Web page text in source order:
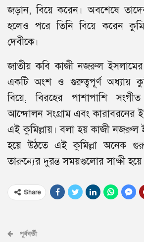
জড়ান, বিয়ে করেন। অবশেষে
হলেও পরে তিনি বিয়ে করেন
দেবীকে।
জাতীয় কবি কাজী নজরুল ইসলামের
একটি অংশ ও গুরুত্বপূর্ণ অধ্যায়
বিয়ে, বিরহের পাশাপাশি
আন্দোলন সংগ্রাম এবং কারাবরনের
এই কুমিল্লায়। বলা হয় কাজী
হয়ে উঠতে এই কুমিল্লা অনেক
তারুন্যের দুরন্ত সময়গুলোর সাক্ষী
Share
পূর্ববর্তী